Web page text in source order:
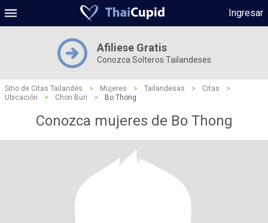
Ingresar
Afiliese Gratis
Conozca Solteros Tailandeses
Sitio de Citas Tailandés > Mujeres > Tailandesas > Citas
>
Ubicación
> Chon Buri > Bo Thong
Conozca mujeres de Bo Thong